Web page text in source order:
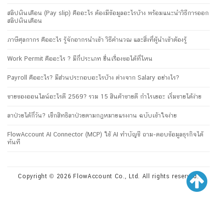
สลิปเงินเดือน (Pay slip) คืออะไร ต้องมีข้อมูลอะไรบ้าง พร้อมแนะนำวิธีการออก
สลิปเงินเดือน
ภาษีศุลกากร คืออะไร รู้จักอากรนำเข้า วิธีคำนวณ และสิ่งที่ผู้นำเข้าต้องรู้
Work Permit คืออะไร ? มีกี่ประเภท ยื่นเรื่องขอได้ที่ไหน
Payroll คืออะไร? มีส่วนประกอบอะไรบ้าง ต่างจาก Salary อย่างไร?
ขายของออนไลน์อะไรดี 2569? รวม 15 สินค้าขายดี กำไรเยอะ เริ่มขายได้ง่าย
ลาป่วยได้กี่วัน? เช็กสิทธิลาป่วยตามกฎหมายแรงงาน ฉบับเข้าใจง่าย
FlowAccount AI Connector (MCP) ใช้ AI ทำบัญชี ถาม-ตอบข้อมูลธุรกิจได้
ทันที
Copyright © 2026 FlowAccount Co., Ltd. All rights reserved.